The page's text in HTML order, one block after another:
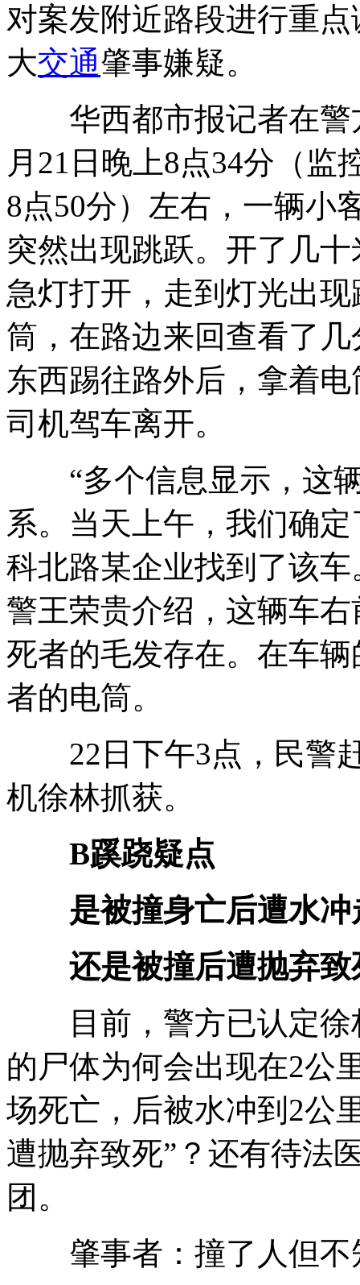
对案发附近路段进行重点
大交通肇事嫌疑。
华西都市报记者在警
月21日晚上8点34分（监
8点50分）左右，一辆小
突然出现跳跃。开了几
急灯打开，走到灯光出
筒，在路边来回查看了
东西踢往路外后，拿着
司机驾车离开。
“多个信息显示，这辆
系。当天上午，我们确
科北路某企业找到了该
警王荣贵介绍，这辆车
死者的毛发存在。在车
者的电筒。
22日下午3点，民警
机徐林抓获。
B蹊跷疑点
是被撞身亡后遭水冲
还是被撞后遭抛弃致
目前，警方已认定徐
的尸体为何会出现在2公
场死亡，后被水冲到2公
遭抛弃致死”？还有待法
团。
肇事者：撞了人但不